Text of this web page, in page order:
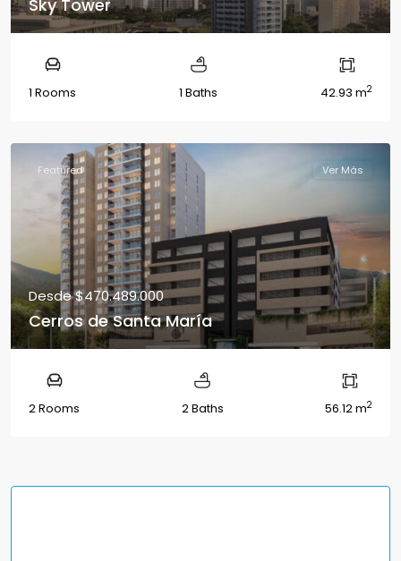
Sky Tower
1 Rooms 1 Baths 42.93 m2
Featured Ver Más
Desde$470.489.000
Cerros de Santa María
2 Rooms 2 Baths 56.12 m2